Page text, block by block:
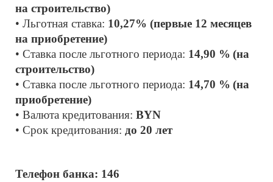
на строительство)
• Льготная ставка: 10,27% (первые 12 месяцев
на приобретение)
• Ставка после льготного периода: 14,90 % (на
строительство)
• Ставка после льготного периода: 14,70 % (на
приобретение)
• Валюта кредитования: BYN
• Срок кредитования: до 20 лет
Телефон банка: 146